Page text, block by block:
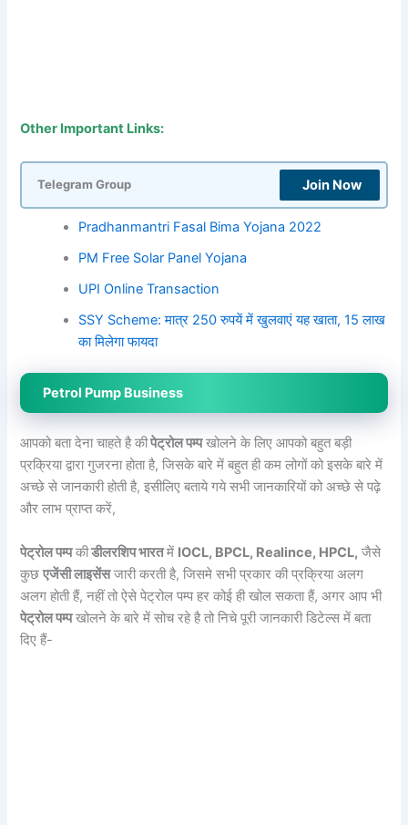
Other Important Links:
Telegram Group Join Now
Pradhanmantri Fasal Bima Yojana 2022
PM Free Solar Panel Yojana
UPI Online Transaction
SSY Scheme: मात्र 250 रुपयें में खुलवाएं यह खाता, 15 लाख
का मिलेगा फायदा
Petrol Pump Business
आपको बता देना चाहते है कीपेट्रोल पम्पखोलने के लिए आपको बहुत बड़ी
प्रक्रिया द्वारा गुजरना होता है, जिसके बारे में बहुत ही कम लोगों को इसके बारे में
अच्छे से जानकारी होती है, इसीलिए बताये गये सभी जानकारियों को अच्छे से पढ़े
और लाभ प्राप्त करें,
पेट्रोल पम्पकीडीलरशिप भारतमें IOCL, BPCL, Realince, HPCL, जैसे
कुछएजेंसी लाइसेंसजारी करती है, जिसमे सभी प्रकार की प्रक्रिया अलग
अलग होती हैं, नहीं तो ऐसे पेट्रोल पम्प हर कोई ही खोल सकता हैं, अगर आप भी
पेट्रोल पम्पखोलने के बारे में सोच रहे है तो निचे पूरी जानकारी डिटेल्स में बता
दिए हैं-